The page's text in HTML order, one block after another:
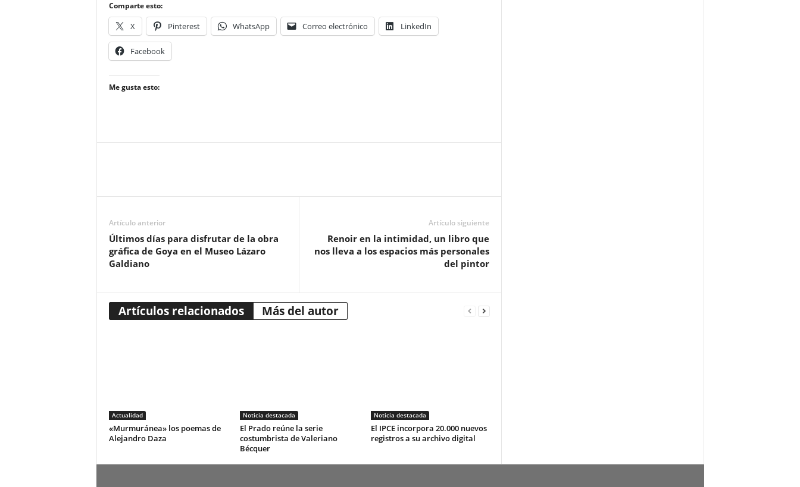
Comparte esto:
X Pinterest WhatsApp Correo electrónico LinkedIn
Facebook
Me gusta esto:
Artículo anterior
Últimos días para disfrutar de la obra
gráfica de Goya en el Museo Lázaro
Galdiano
Artículo siguiente
Renoir en la intimidad, un libro que
nos lleva a los espacios más personales
del pintor
Artículos relacionados Más del autor
Actualidad
«Murmuránea» los poemas de
Alejandro Daza
Noticia destacada
El Prado reúne la serie
costumbrista de Valeriano
Bécquer
Noticia destacada
El IPCE incorpora 20.000 nuevos
registros a su archivo digital